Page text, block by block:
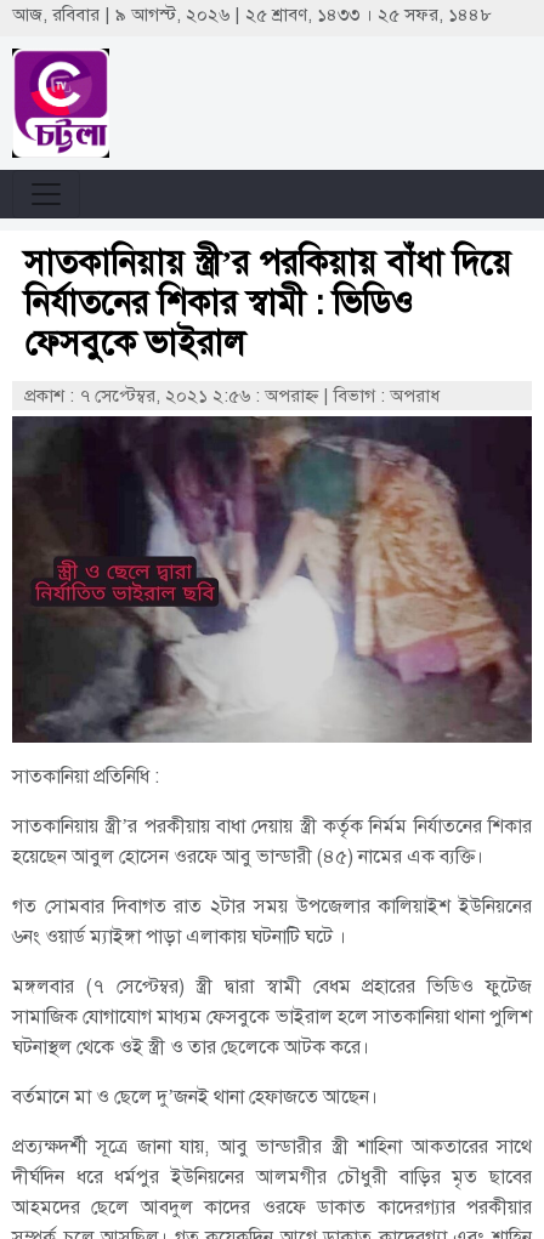
আজ, রবিবার | ৯ আগস্ট, ২০২৬ | ২৫ শ্রাবণ, ১৪৩৩ । ২৫ সফর, ১৪৪৮
সাতকানিয়ায় স্ত্রী’র পরকিয়ায় বাঁধা দিয়ে
নির্যাতনের শিকার স্বামী : ভিডিও
ফেসবুকে ভাইরাল
প্রকাশ : ৭ সেপ্টেম্বর, ২০২১ ২:৫৬ : অপরাহ্ণ |বিভাগ : অপরাধ
সাতকানিয়া প্রতিনিধি :
সাতকানিয়ায় স্ত্রী’র পরকীয়ায় বাধা দেয়ায় স্ত্রী কর্তৃক নির্মম নির্যাতনের শিকার
হয়েছেন আবুল হোসেন ওরফে আবু ভান্ডারী (৪৫) নামের এক ব্যক্তি।
গত সোমবার দিবাগত রাত ২টার সময় উপজেলার কালিয়াইশ ইউনিয়নের
৬নং ওয়ার্ড ম্যাইঙ্গা পাড়া এলাকায় ঘটনাটি ঘটে ।
মঙ্গলবার (৭ সেপ্টেম্বর) স্ত্রী দ্বারা স্বামী বেধম প্রহারের ভিডিও ফুটেজ
সামাজিক যোগাযোগ মাধ্যম ফেসবুকে ভাইরাল হলে সাতকানিয়া থানা পুলিশ
ঘটনাস্থল থেকে ওই স্ত্রী ও তার ছেলেকে আটক করে।
বর্তমানে মা ও ছেলে দু’জনই থানা হেফাজতে আছেন।
প্রত্যক্ষদর্শী সূত্রে জানা যায়, আবু ভান্ডারীর স্ত্রী শাহিনা আকতারের সাথে
দীর্ঘদিন ধরে ধর্মপুর ইউনিয়নের আলমগীর চৌধুরী বাড়ির মৃত ছাবের
আহমদের ছেলে আবদুল কাদের ওরফে ডাকাত কাদেরগ্যার পরকীয়ার